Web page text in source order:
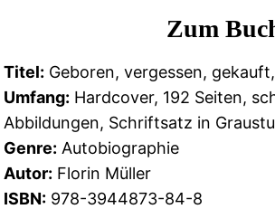
Zum
Titel: Geboren, vergessen,
Umfang: Hardcover, 192 Seiten,
Abbildungen, Schriftsatz in
Genre: Autobiographie
Autor: Florin Müller
ISBN:978-3944873-84-8